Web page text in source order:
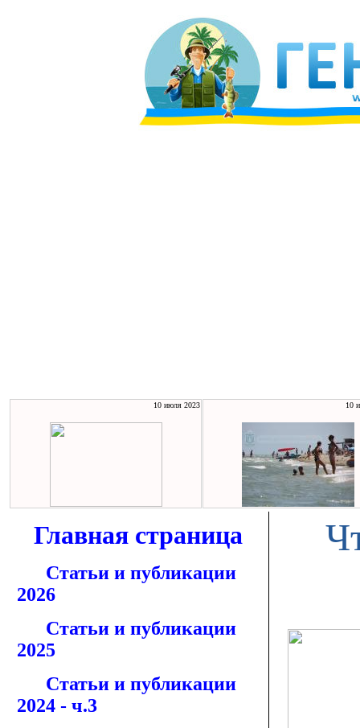
10 июля 2023 10
Главная страница
Статьи и публикации
2026
Статьи и публикации
2025
Статьи и публикации
2024 - ч.3